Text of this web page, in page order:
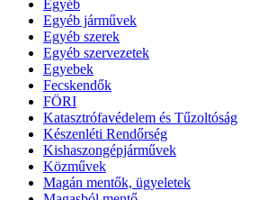
Egyéb
Egyéb járművek
Egyéb szerek
Egyéb szervezetek
Egyebek
Fecskendők
FÖRI
Katasztrófavédelem és Tűzoltóság
Készenléti Rendőrség
Kishaszongépjárművek
Közművek
Magán mentők, ügyeletek